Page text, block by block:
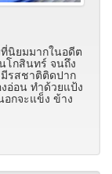
นิยมมากในอดีต
โกสินทร์ จนถึง
รสชาติติดปาก
อ่อน ทำด้วยแป้ง
กจะแข็ง ข้าง